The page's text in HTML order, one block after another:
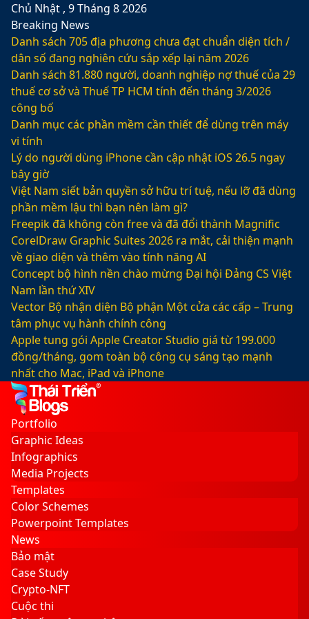
Chủ Nhật , 9 Tháng 8 2026
Breaking News
Danh sách 705 địa phương chưa đạt chuẩn diện tích /
dân số đang nghiên cứu sắp xếp lại năm 2026
Danh sách 81.880‬ người, doanh nghiệp nợ thuế của 29
thuế cơ sở và Thuế TP HCM tính đến tháng 3/2026
công bố
Danh mục các phần mềm cần thiết để dùng trên máy
vi tính
Lý do người dùng iPhone cần cập nhật iOS 26.5 ngay
bây giờ
Việt Nam siết bản quyền sở hữu trí tuệ, nếu lỡ đã dùng
phần mềm lậu thì bạn nên làm gì?
Freepik đã không còn free và đã đổi thành Magnific
CorelDraw Graphic Suites 2026 ra mắt, cải thiện mạnh
về giao diện và thêm vào tính năng AI
Concept bộ hình nền chào mừng Đại hội Đảng CS Việt
Nam lần thứ XIV
Vector Bộ nhận diện Bộ phận Một cửa các cấp – Trung
tâm phục vụ hành chính công
Apple tung gói Apple Creator Studio giá từ 199.000
đồng/tháng, gom toàn bộ công cụ sáng tạo mạnh
nhất cho Mac, iPad và iPhone
Facebook
X
LinkedIn
YouTube
Google
Play
Sidebar
Switch
skin
Portfolio
Graphic Ideas
Infographics
Media Projects
Templates
Color Schemes
Powerpoint Templates
News
Bảo mật
Case Study
Crypto-NFT
Cuộc thi